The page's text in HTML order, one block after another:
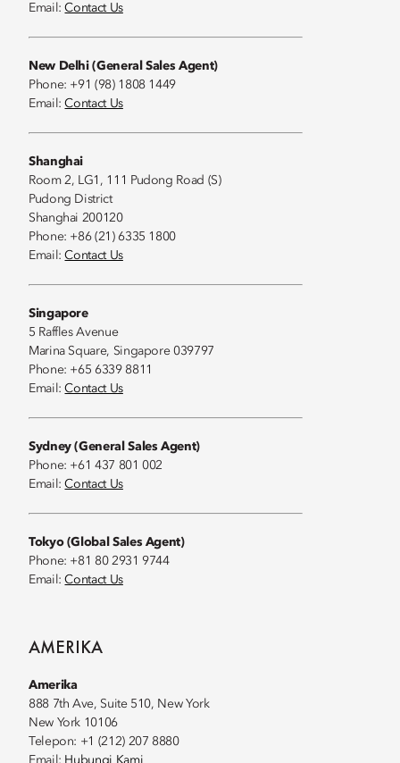
Email:Contact Us
New Delhi (General Sales Agent)
Phone: +91 (98) 1808 1449
Email:Contact Us
Shanghai
Room 2, LG1, 111 Pudong Road (S)
Pudong District
Shanghai 200120
Phone: +86 (21) 6335 1800
Email:Contact Us
Singapore
5 Raffles Avenue
Marina Square, Singapore 039797
Phone: +65 6339 8811
Email:Contact Us
Sydney (General Sales Agent)
Phone: +61 437 801 002
Email:Contact Us
Tokyo (Global Sales Agent)
Phone: +81 80 2931 9744
Email:Contact Us
AMERIKA
Amerika
888 7th Ave, Suite 510, New York
New York 10106
Telepon: +1 (212) 207 8880
Email: Hubungi Kami